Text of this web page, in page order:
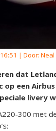
| Door:
dat
een
livery
300 met